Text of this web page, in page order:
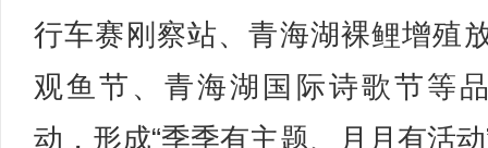
行车赛刚察站、青海湖裸鲤增殖
观鱼节、青海湖国际诗歌节等
动，形成“季季有主题、月月有活